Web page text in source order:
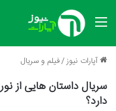
منو
آپارات نیوز/فیلم و سریال
سریال داستان هایی از
دارد؟